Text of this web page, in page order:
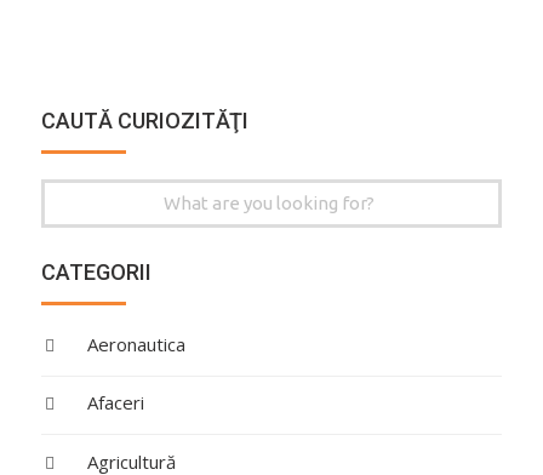
CAUTĂ CURIOZITĂŢI
for:
CATEGORII
Aeronautica
Afaceri
Agricultură